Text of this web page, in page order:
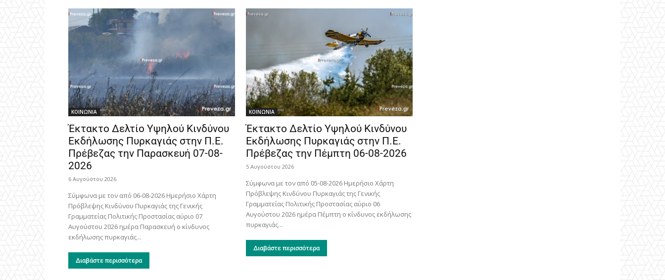
ΚΟΙΝΩΝΙΑ
Έκτακτο Δελτίο Υψηλού Κινδύνου
Εκδήλωσης Πυρκαγιάς στην Π.Ε.
Πρέβεζας την Παρασκευή 07-08-
2026
6 Αυγούστου 2026
Σύμφωνα με τον από 06-08-2026 Ημερήσιο Χάρτη
Πρόβλεψης Κινδύνου Πυρκαγιάς της Γενικής
Γραμματείας Πολιτικής Προστασίας αύριο 07
Αυγούστου 2026 ημέρα Παρασκευή ο κίνδυνος
εκδήλωσης πυρκαγιάς...
Διαβάστε περισσότερα
ΚΟΙΝΩΝΙΑ
Έκτακτο Δελτίο Υψηλού Κινδύνου
Εκδήλωσης Πυρκαγιάς στην Π.Ε.
Πρέβεζας την Πέμπτη 06-08-2026
5 Αυγούστου 2026
Σύμφωνα με τον από 05-08-2026 Ημερήσιο Χάρτη
Πρόβλεψης Κινδύνου Πυρκαγιάς της Γενικής
Γραμματείας Πολιτικής Προστασίας αύριο 06
Αυγούστου 2026 ημέρα Πέμπτη ο κίνδυνος εκδήλωσης
πυρκαγιάς...
Διαβάστε περισσότερα